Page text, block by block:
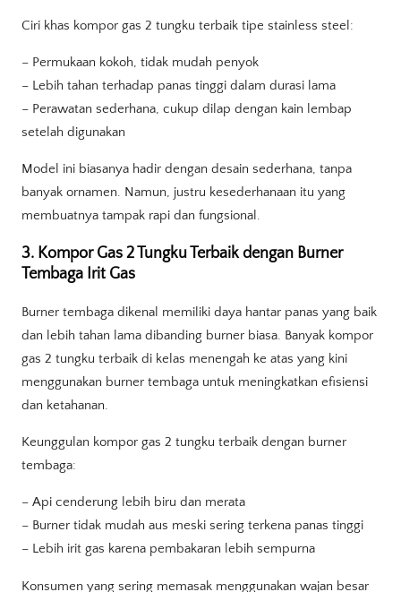
Ciri khas kompor gas 2 tungku terbaik tipe stainless steel:
– Permukaan kokoh, tidak mudah penyok
– Lebih tahan terhadap panas tinggi dalam durasi lama
– Perawatan sederhana, cukup dilap dengan kain lembap
setelah digunakan
Model ini biasanya hadir dengan desain sederhana, tanpa
banyak ornamen. Namun, justru kesederhanaan itu yang
membuatnya tampak rapi dan fungsional.
3. Kompor Gas 2 Tungku Terbaik dengan Burner
Tembaga Irit Gas
Burner tembaga dikenal memiliki daya hantar panas yang baik
dan lebih tahan lama dibanding burner biasa. Banyak kompor
gas 2 tungku terbaik di kelas menengah ke atas yang kini
menggunakan burner tembaga untuk meningkatkan efisiensi
dan ketahanan.
Keunggulan kompor gas 2 tungku terbaik dengan burner
tembaga:
– Api cenderung lebih biru dan merata
– Burner tidak mudah aus meski sering terkena panas tinggi
– Lebih irit gas karena pembakaran lebih sempurna
Konsumen yang sering memasak menggunakan wajan besar